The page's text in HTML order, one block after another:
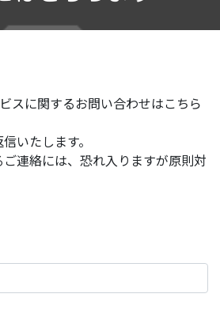
スに関するお問い合わせはこちら
いたします。
ご連絡には、恐れ入りますが原則対